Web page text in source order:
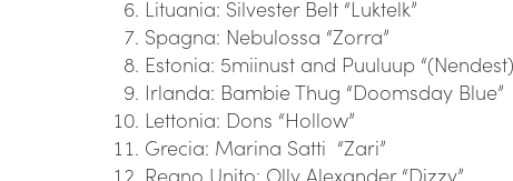
Lituania: Silvester Belt “Luktelk”
Spagna: Nebulossa “Zorra”
Estonia: 5miinust and Puuluup
Irlanda: Bambie Thug “Doomsday Blue”
Lettonia: Dons “Hollow”
Grecia: Marina Satti “Zari”
Regno Unito: Olly Alexander “Dizzy”